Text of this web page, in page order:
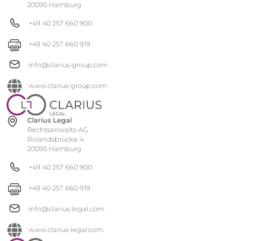
20095 Hamburg
+49 40 257 660 900
+49 40 257 660 919
info@clarius-group.com
www.clarius-group.com
Clarius Legal
Rechtsanwalts-AG
Rolandsbrücke 4
20095 Hamburg
+49 40 257 660 900
+49 40 257 660 919
info@clarius-legal.com
www.clarius-legal.com